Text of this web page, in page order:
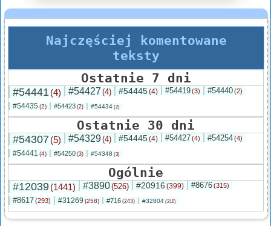
Najczęściej komentowane
teksty
Ostatnie 7 dni
#54441(4) #54427 (4) #54445(4) #54419(3) #54440(2)
#54435 (2) #54423 (2) #54434 (2)
Ostatnie 30 dni
#54307 (5) #54329(4) #54445(4) #54427(4) #54254(4)
#54441 (4) #54250 (3) #54348 (3)
Ogólnie
#12039(1441) #3890(526) #20916 (399) #8676(315)
#8617(293) #31269 (258) #716 (243) #32804 (216)